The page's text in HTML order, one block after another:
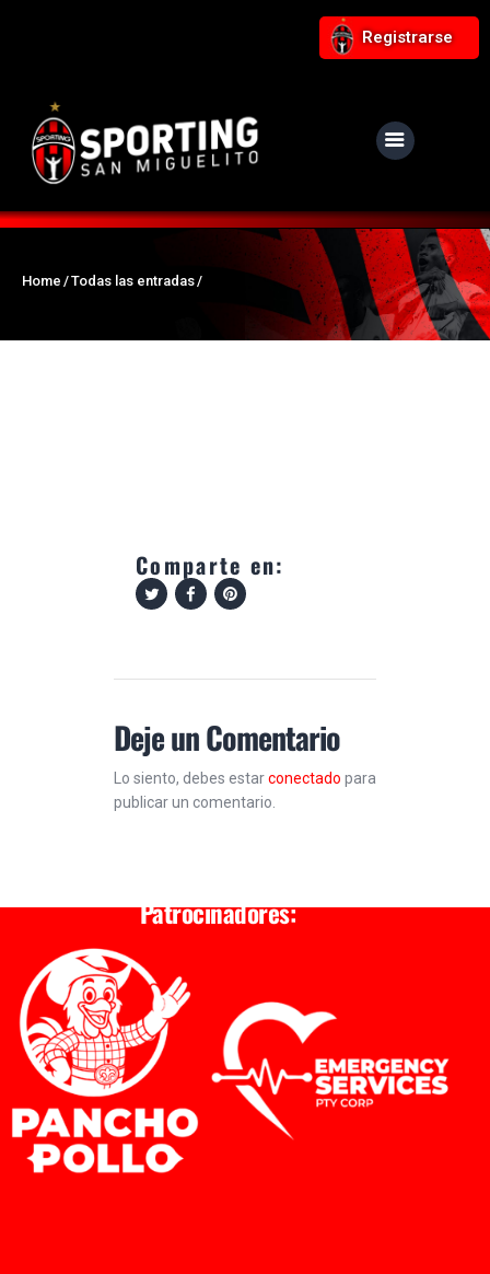
Registrarse
Home Todas las entradas
NUESTRO CLUB
Noticias
Responsabilidad Social
Tiendita Rojinegra
Comparte en:
Deje un Comentario
Lo siento, debes estarconectado para
publicar un comentario.
Patrocinadores: